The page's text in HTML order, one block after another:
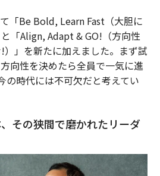
「Be Bold, Learn Fast（大胆に
「Align, Adapt & GO!（方向性
」を新たに加えました。まず試
向性を決めたら全員で一気に進
時代には不可欠だと考えてい
その狭間で磨かれたリーダ